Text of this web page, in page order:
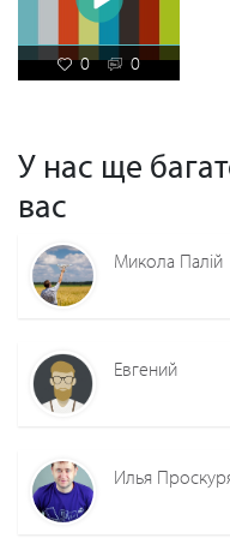
0 0
У нас ще
вас
Микола Палій
Евгений
Илья